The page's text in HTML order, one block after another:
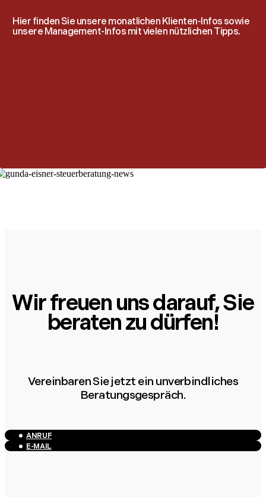
Hier finden Sie unsere monatlichen Klienten-Infos sowie
unsere Management-Infos mit vielen nützlichen Tipps.
Wir freuen uns darauf, Sie
beraten zu dürfen!
Vereinbaren Sie jetzt ein unverbindliches
Beratungsgespräch.
ANRUF
E-MAIL